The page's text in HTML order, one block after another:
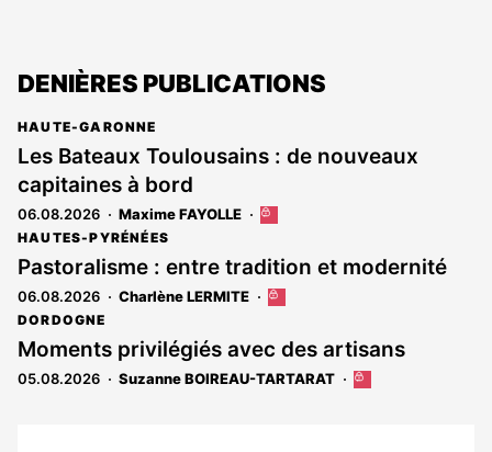
DENIÈRES PUBLICATIONS
HAUTE-GARONNE
Les Bateaux Toulousains : de nouveaux
capitaines à bord
06.08.2026 Maxime FAYOLLE
Cet
est
réservé
aux
HAUTES-PYRÉNÉES
Pastoralisme : entre tradition et modernité
06.08.2026 Charlène LERMITE
Cet
réservé
aux
DORDOGNE
Moments privilégiés avec des artisans
05.08.2026 Suzanne BOIREAU-TARTARAT
Cet